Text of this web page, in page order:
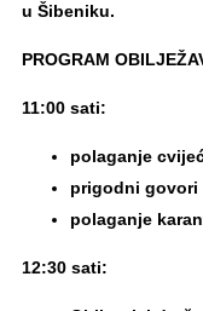
u Šibeniku.
PROGRAM
11:00 sati:
polaganje
prigodni govori
polaganje
12:30 sati: